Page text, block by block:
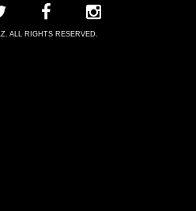
ALL RIGHTS RESERVED.